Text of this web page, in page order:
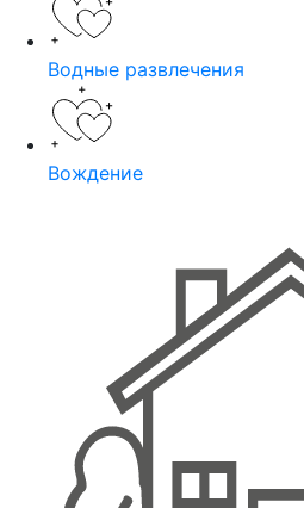
Водные развлечения
Вождение